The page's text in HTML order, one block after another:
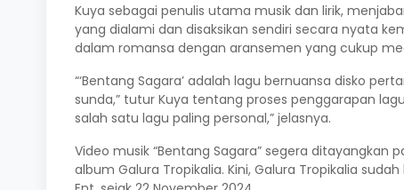
Kuya sebagai penulis utama musik dan lirik,
yang dialami dan disaksikan sendiri secara nyata
dalam romansa dengan aransemen yang cukup
“‘Bentang Sagara’ adalah lagu bernuansa disko
sunda,” tutur Kuya tentang proses penggarapan
salah satu lagu paling personal,” jelasnya.
Video musik “Bentang Sagara” segera
album Galura Tropikalia. Kini, Galura Tropikalia